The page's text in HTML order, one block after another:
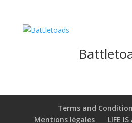
Terms and
Mentions légales
LIFE